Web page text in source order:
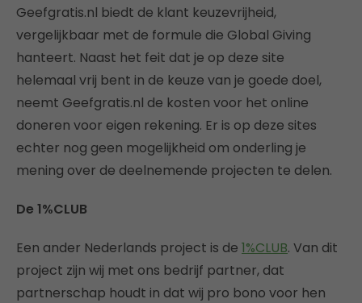
Geefgratis.nl biedt de klant keuzevrijheid,
vergelijkbaar met de formule die Global Giving
hanteert. Naast het feit dat je op deze site
helemaal vrij bent in de keuze van je goede doel,
neemt Geefgratis.nl de kosten voor het online
doneren voor eigen rekening. Er is op deze sites
echter nog geen mogelijkheid om onderling je
mening over de deelnemende projecten te delen.
De 1%CLUB
Een ander Nederlands project is de 1%CLUB. Van dit
project zijn wij met ons bedrijf partner, dat
partnerschap houdt in dat wij pro bono voor hen